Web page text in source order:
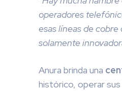
operadores
esas líneas de
solamente
Anura brinda una
histórico, operar